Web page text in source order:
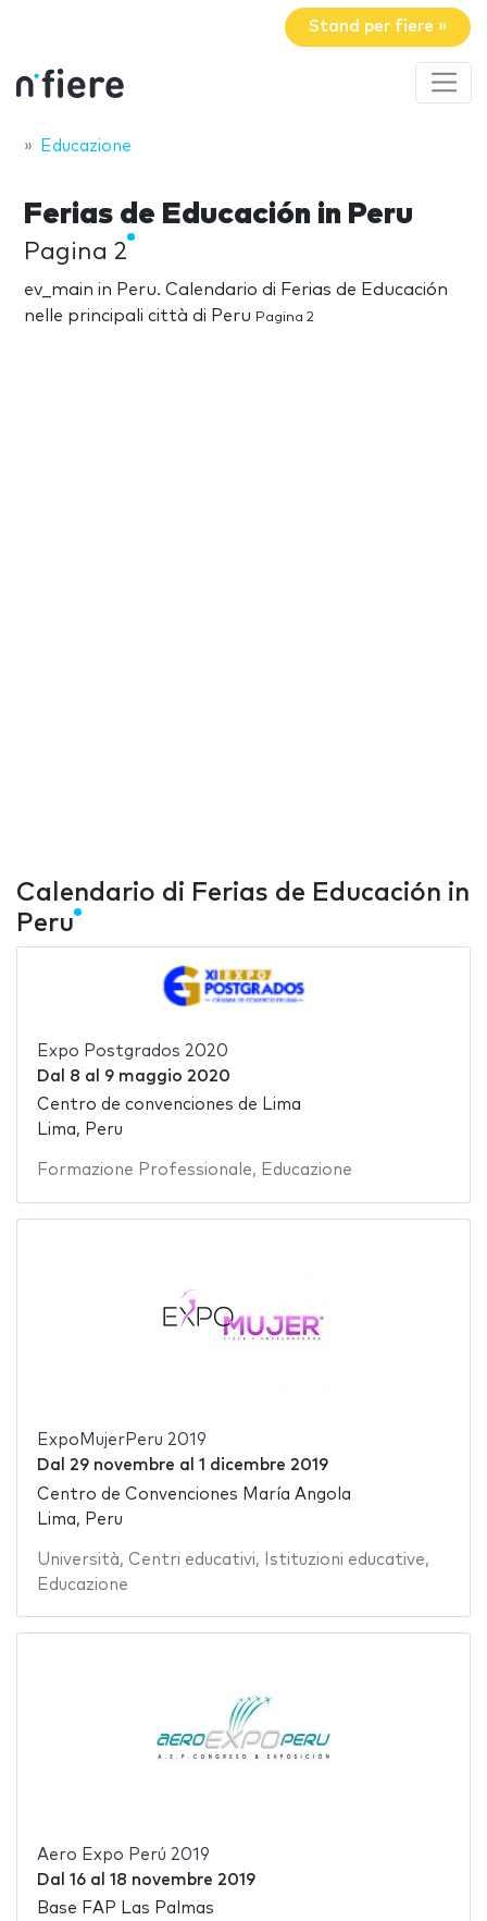
Stand per fiere »
Educazione
Ferias de Educación in Peru
Pagina 2
ev_main in Peru. Calendario di Ferias de Educación
nelle principali città di Peru Pagina 2
Calendario di Ferias de Educación in
Peru
Expo Postgrados 2020
Dal 8 al 9 maggio 2020
Centro de convenciones de Lima
Lima, Peru
Formazione Professionale, Educazione
ExpoMujerPeru 2019
Dal 29 novembre al 1 dicembre 2019
Centro de Convenciones María Angola
Lima, Peru
Università, Centri educativi, Istituzioni educative,
Educazione
Aero Expo Perú 2019
Dal 16al 18 novembre 2019
Base FAP Las Palmas